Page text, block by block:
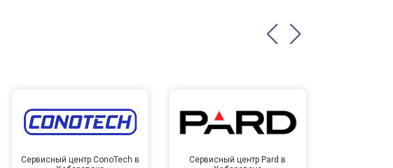
Сервисный центр ConoTech в
Сервисный центр Pard в